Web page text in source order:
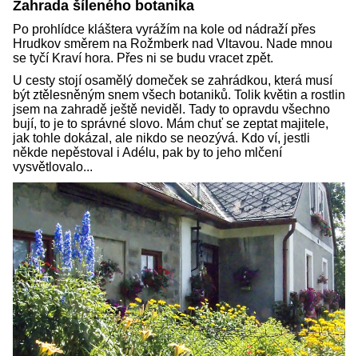
Zahrada šíleného botanika
Po prohlídce kláštera vyrážím na kole od nádraží přes
Hrudkov směrem na Rožmberk nad Vltavou. Nade mnou
se tyčí Kraví hora. Přes ni se budu vracet zpět.
U cesty stojí osamělý domeček se zahrádkou, která musí
být ztělesněným snem všech botaniků. Tolik květin a rostlin
jsem na zahradě ještě neviděl. Tady to opravdu všechno
bují, to je to správné slovo. Mám chuť se zeptat majitele,
jak tohle dokázal, ale nikdo se neozývá. Kdo ví, jestli
někde nepěstoval i Adélu, pak by to jeho mlčení
vysvětlovalo...